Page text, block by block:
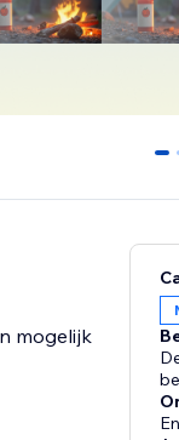
0
mogelijk